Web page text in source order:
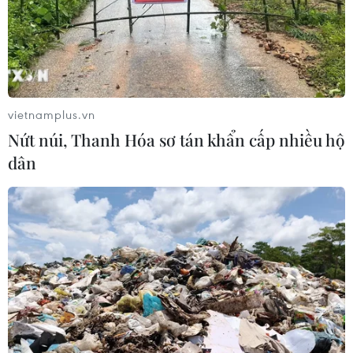
Xem thêm
Tổng Biên tập: TRẦN TIẾN DUẨN
Phó Tổng Biên tập: NGUYỄN THỊ TÁM, KHÚC THANH
THỦY
Sở hữu trí tuệ
Quy định sử dụng
RSS
Hỗ trợ
vietnamplus.vn
Nứt núi, Thanh Hóa sơ tán khẩn cấp nhiều hộ
dân